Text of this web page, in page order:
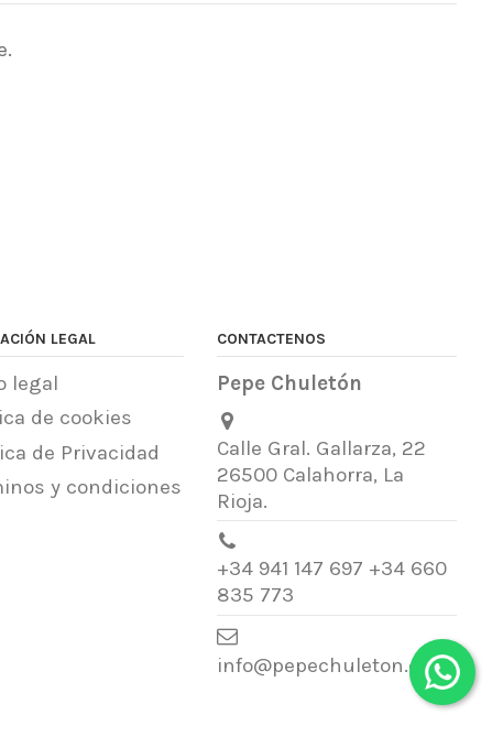
LEGAL
legal
de cookies
de Privacidad
y condiciones
CONTACTENOS
Pepe Chuletón
Calle Gral. Gallarza, 22
26500 Calahorra, La
Rioja.
+34 941 147 697 +34 660
835 773
info@pepechuleton.com